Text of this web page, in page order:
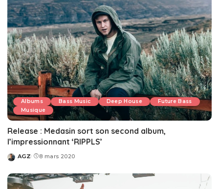
Albums Bass Music Deep House
Future Bass
Musique
Release : Medasin sort son second album,
l’impressionnant ‘RIPPLS’
Posted
AGZ 8 mars 2020